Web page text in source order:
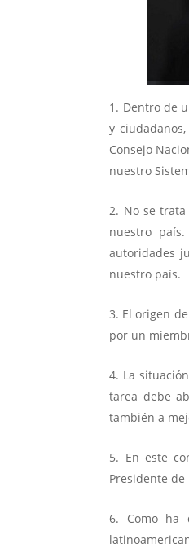
Dentro de
y
Consejo
nuestro
No se
nuestro
autoridades
nuestro país.
El origen
por un
La
tarea debe
también a
En este
Presidente
Como ha